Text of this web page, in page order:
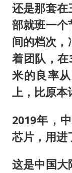
还是那套在
部就班一个
间的档次，
着团队，
米的良率
上，比原本
2019年，
芯片，用进
这是中国大